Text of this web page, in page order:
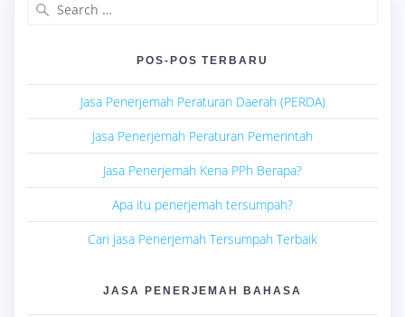
POS-POS TERBARU
Jasa Penerjemah Peraturan Daerah (PERDA)
Jasa Penerjemah Peraturan Pemerintah
Jasa Penerjemah Kena PPh Berapa?
Apa itu penerjemah tersumpah?
Cari Jasa Penerjemah Tersumpah Terbaik
JASA PENERJEMAH BAHASA